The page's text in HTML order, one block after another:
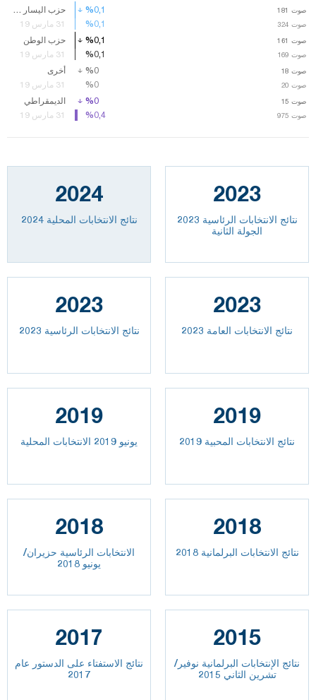
حزب اليسار الديمقراطي
حزب الوطن
أخرى
الديمقراطي
%0,1 181 صوت
%0,1 161 صوت
%0 18 صوت
%0 15 صوت
%0,1 181 صوت
%0,1 161 صوت
%0
%0
31 مارس 19
31 مارس 19
31 مارس 19
31 مارس 19
%0,1 324 صوت
%0,1 169 صوت
%0 20 صوت
%0,4 975 صوت
%0,1 324 صوت
%0,1 169 صوت
%0 صوت
%0,4 975 صوت
2024
نتائج الانتخابات المحلية 2024
2023
نتائج الانتخابات الرئاسية 2023
الجولة الثانية
2023
نتائج الانتخابات الرئاسية 2023
2023
2023 نتائج الانتخابات العامة
2019
يونيو 2019 الانتخابات المحلية
2019
نتائج الانتخابات المحبية 2019
2018
الانتخابات الرئاسية حزيران/
يونيو 2018
2018
نتائج الانتخابات البرلمانية 2018
2017
نتائج الاستفتاء على الدستور عام
2017
2015
نتائج الإنتخابات البرلمانية نوفير/
تشرين الثاني 2015